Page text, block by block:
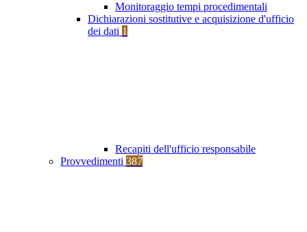
Monitoraggio tempi procedimentali
Dichiarazioni sostitutive e acquisizione d'ufficio
dei dati 1
Recapiti dell'ufficio responsabile
Provvedimenti 387